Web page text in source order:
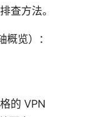
查方法。
览）：
的 VPN